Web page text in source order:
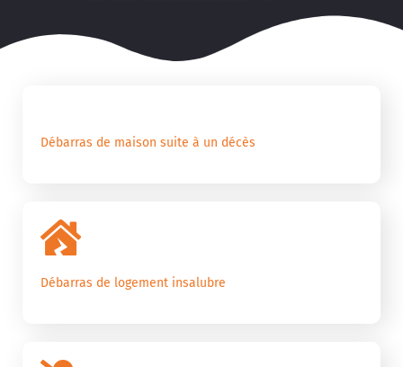
Débarras de maison suite à un décès
Débarras de logement insalubre